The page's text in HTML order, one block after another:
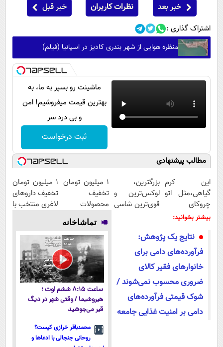
خبر بعد نظرات کاربران خبر قبل
اشتراک گذاری :
منظره هوایی از شهر بندری کادیز در اسپانیا (فیلم)
ماشینت رو بسپر به ما، به
بهترین قیمت میفروشیم! امن
و بی درد سر
ثبت درخواست
مطالب پیشنهادی
این کرم
گیاهی،مثل اتو
چروکای
پوستتوصاف
بزرگترین،
لوکس‌ترین و
قوی‌ترین شاسی
شد
۱ میلیون تومان
تخفیف
محصولات
لاغری؛ یک قدم
نزدیک‌تر به
شروع کاهش
وزن
۱ میلیون تومان
تخفیف داروهای
لاغری منتخب با
نزدیکت
بیشتر بخوانید:
نتایج یک پژوهش:
فرآورده‌های دامی برای
خانوارهای فقیر کالای
ضروری محسوب نمی‌شوند /
شوک قیمتی فرآورده‌های
دامی بر امنیت غذایی جامعه
تماشاخانه
ساعت ۸:۱۵ ششم اوت ؛
هیروشیما / وقتی شهر در دیگ
قیر می‌جوشید
محمدباقر خرازی کیست؟
روحانی جنجالی با ادعاها و